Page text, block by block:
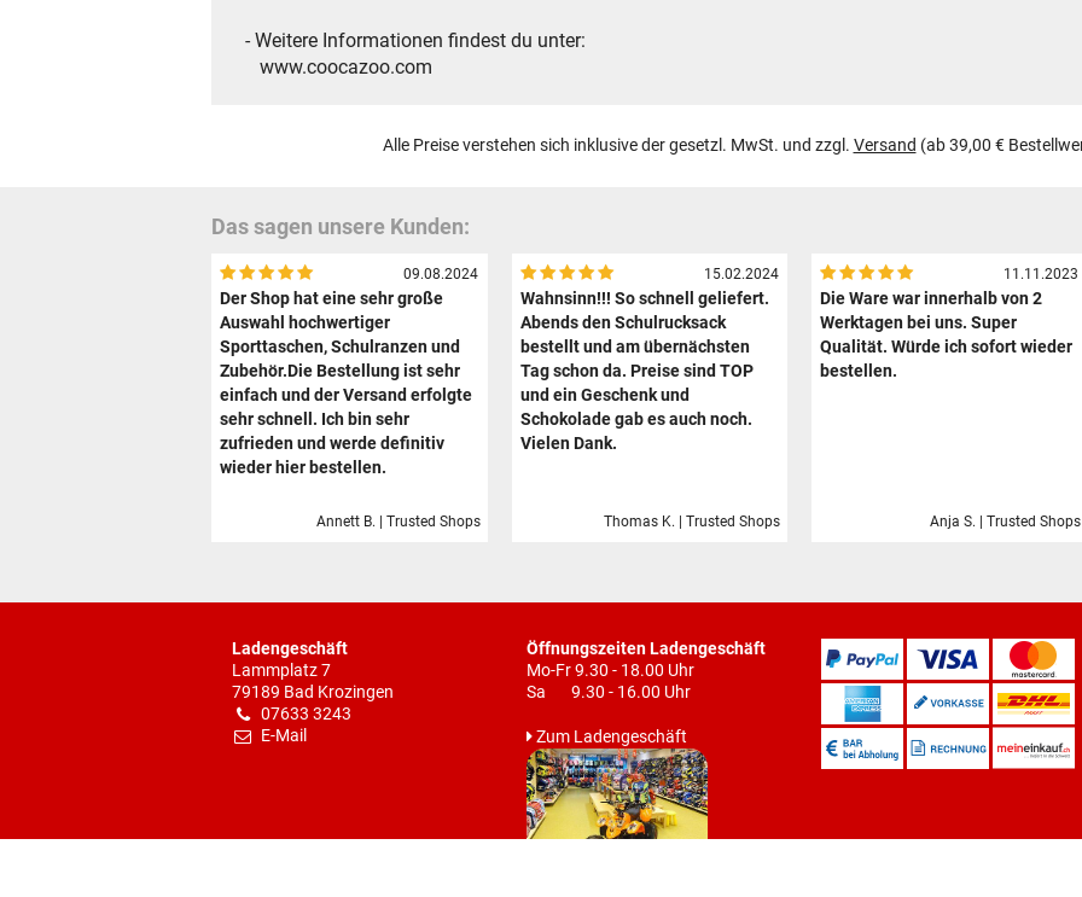
- Weitere Informationen findest du unter:
www.coocazoo.com
Alle Preise verstehen sich inklusive der gesetzl. MwSt. und zzgl. Versand (ab 39,00 €
Das sagen unsere Kunden:
09.08.2024
Der Shop hat eine sehr große
Auswahl hochwertiger
Sporttaschen, Schulranzen und
Zubehör.Die Bestellung ist sehr
einfach und der Versand erfolgte
sehr schnell. Ich bin sehr
zufrieden und werde definitiv
wieder hier bestellen.
Annett B. | Trusted Shops
15.02.2024
Wahnsinn!!! So schnell geliefert.
Abends den Schulrucksack
bestellt und am übernächsten
Tag schon da. Preise sind TOP
und ein Geschenk und
Schokolade gab es auch noch.
Vielen Dank.
Thomas K. | Trusted Shops
11.11.2023
Die Ware war innerhalb von 2
Werktagen bei uns. Super
Qualität. Würde ich sofort wieder
bestellen.
Anja S. | Trusted Shops
Ladengeschäft
Lammplatz 7
79189 Bad Krozingen
07633 3243
E-Mail
Öffnungszeiten Ladengeschäft
Mo-Fr 9.30 - 18.00 Uhr
Sa 9.30 - 16.00 Uhr
Zum Ladengeschäft